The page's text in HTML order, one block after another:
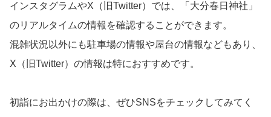
インスタグラムやX（旧Twitter）では、「大分春日神社」
のリアルタイムの情報を確認することができます。
混雑状況以外にも駐車場の情報や屋台の情報などもあり、
X（旧Twitter）の情報は特におすすめです。
初詣にお出かけの際は、ぜひSNSをチェックしてみてく